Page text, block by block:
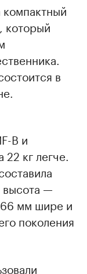
, который
в
B и
кг легче.
—
мм шире и
поколения